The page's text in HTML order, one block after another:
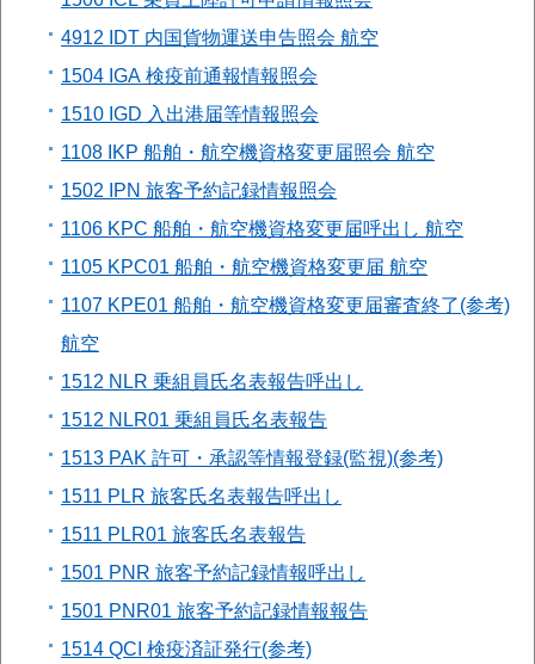
4912 IDT 内国貨物運送申告照会 航空
1504 IGA 検疫前通報情報照会
1510 IGD 入出港届等情報照会
1108 IKP 船舶・航空機資格変更届照会 航空
1502 IPN 旅客予約記録情報照会
1106 KPC 船舶・航空機資格変更届呼出し 航空
1105 KPC01 船舶・航空機資格変更届 航空
1107 KPE01 船舶・航空機資格変更届審査終了(参考)
航空
1512 NLR 乗組員氏名表報告呼出し
1512 NLR01 乗組員氏名表報告
1513 PAK 許可・承認等情報登録(監視)(参考)
1511 PLR 旅客氏名表報告呼出し
1511 PLR01 旅客氏名表報告
1501 PNR 旅客予約記録情報呼出し
1501 PNR01 旅客予約記録情報報告
1514 QCI 検疫済証発行(参考)